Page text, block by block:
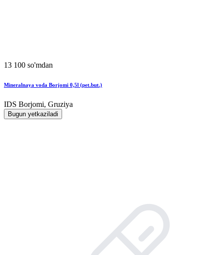
13 100 so'mdan
Mineralnaya voda Borjomi 0,5l (pet.but.)
IDS Borjomi, Gruziya
Bugun yetkaziladi